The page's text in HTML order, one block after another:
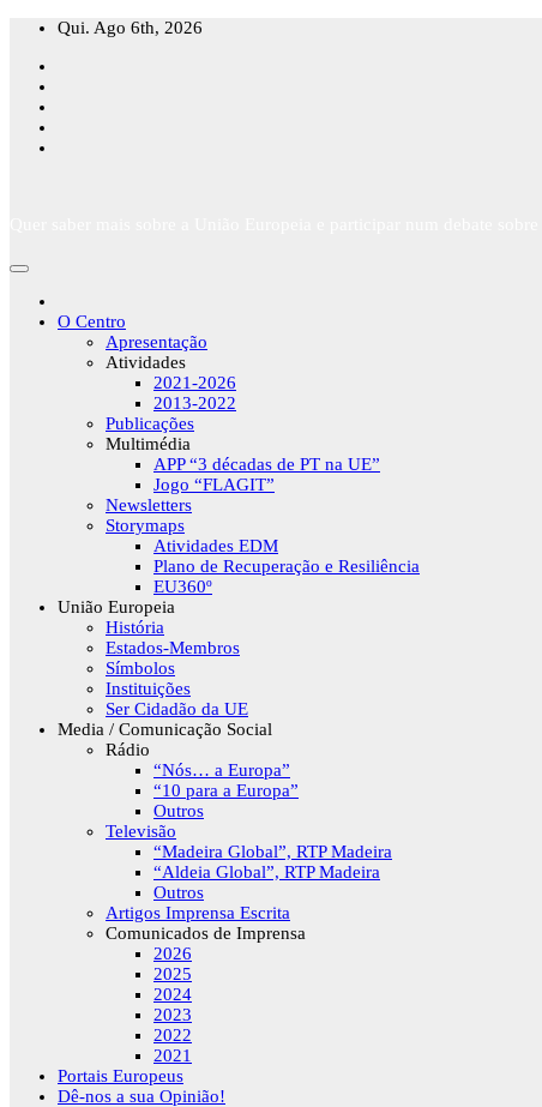
Skip
content
Qui. Ago 6th, 2026
O Centro
Apresentação
Atividades
2021-2026
2013-2022
Publicações
Multimédia
APP “3 décadas de PT na UE”
Jogo “FLAGIT”
Newsletters
Storymaps
Atividades EDM
Plano de Recuperação e Resiliência
EU360º
União Europeia
História
Estados-Membros
Símbolos
Instituições
Ser Cidadão da UE
Media / Comunicação Social
Rádio
“Nós… a Europa”
“10 para a Europa”
Outros
Televisão
“Madeira Global”, RTP Madeira
“Aldeia Global”, RTP Madeira
Outros
Artigos Imprensa Escrita
Comunicados de Imprensa
2026
2025
2024
2023
2022
2021
Portais Europeus
Dê-nos a sua Opinião!